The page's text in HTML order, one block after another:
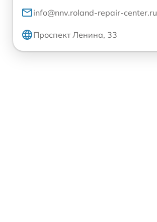
info@nnv.roland-repair-center.ru
Проспект Ленина, 33